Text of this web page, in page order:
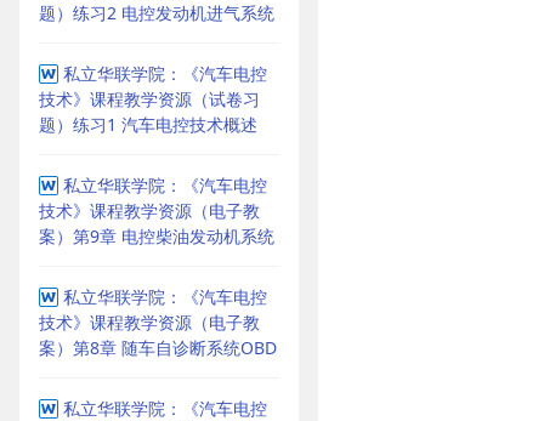
题）练习2 电控发动机进气系统
私立华联学院：《汽车电控
技术》课程教学资源（试卷习
题）练习1 汽车电控技术概述
私立华联学院：《汽车电控
技术》课程教学资源（电子教
案）第9章 电控柴油发动机系统
私立华联学院：《汽车电控
技术》课程教学资源（电子教
案）第8章 随车自诊断系统OBD
私立华联学院：《汽车电控